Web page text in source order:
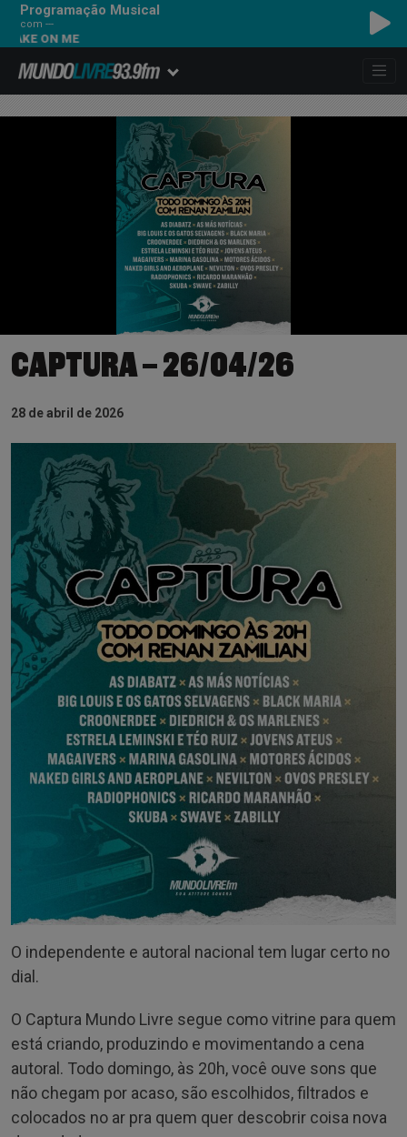
Programação Musical
com ---
ME
CAPTURA – 26/04/26
28 de abril de 2026
O independente e autoral nacional tem lugar certo no
dial.
O Captura Mundo Livre segue como vitrine para quem
está criando, produzindo e movimentando a cena
autoral. Todo domingo, às 20h, você ouve sons que
não chegam por acaso, são escolhidos, filtrados e
colocados no ar pra quem quer descobrir coisa nova